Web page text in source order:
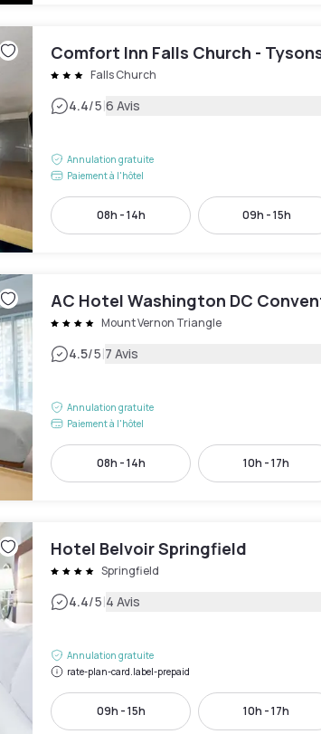
Comfort Inn Falls Church -
Falls Church
4.4/5|6 Avis
Annulation gratuite
Paiement à l'hôtel
08h - 14h 09h - 15h
AC Hotel Washington DC
Mount Vernon Triangle
4.5/5|7 Avis
Annulation gratuite
Paiement à l'hôtel
08h - 14h 10h - 17h
Hotel Belvoir Springfield
Springfield
4.4/5|4 Avis
Annulation gratuite
rate-plan-card.label-prepaid
09h - 15h 10h - 17h